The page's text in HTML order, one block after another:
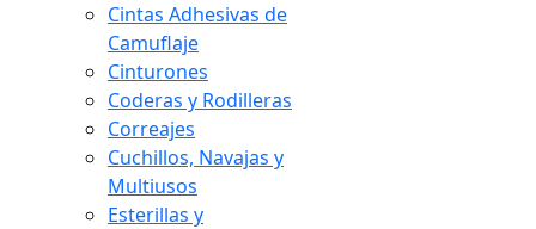
Cintas Adhesivas de
Camuflaje
Cinturones
Coderas y Rodilleras
Correajes
Cuchillos, Navajas y
Multiusos
Esterillas y